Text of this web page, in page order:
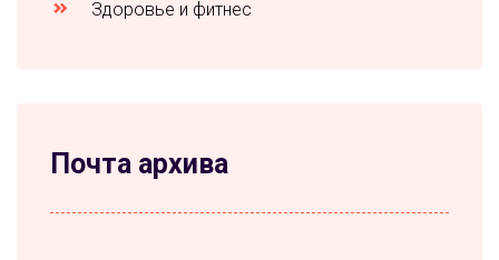
Здоровье и фитнес
Почта архива